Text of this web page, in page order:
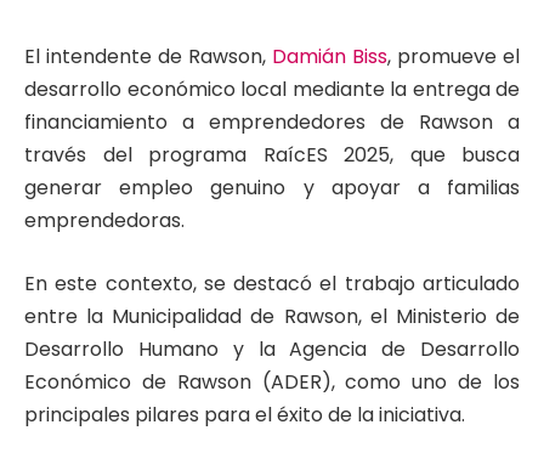
El intendente de Rawson, Damián Biss, promueve el
desarrollo económico local mediante la entrega de
financiamiento a emprendedores de Rawson a
través del programa RaícES 2025, que busca
generar empleo genuino y apoyar a familias
emprendedoras.
En este contexto, se destacó el trabajo articulado
entre la Municipalidad de Rawson, el Ministerio de
Desarrollo Humano y la Agencia de Desarrollo
Económico de Rawson (ADER), como uno de los
principales pilares para el éxito de la iniciativa.